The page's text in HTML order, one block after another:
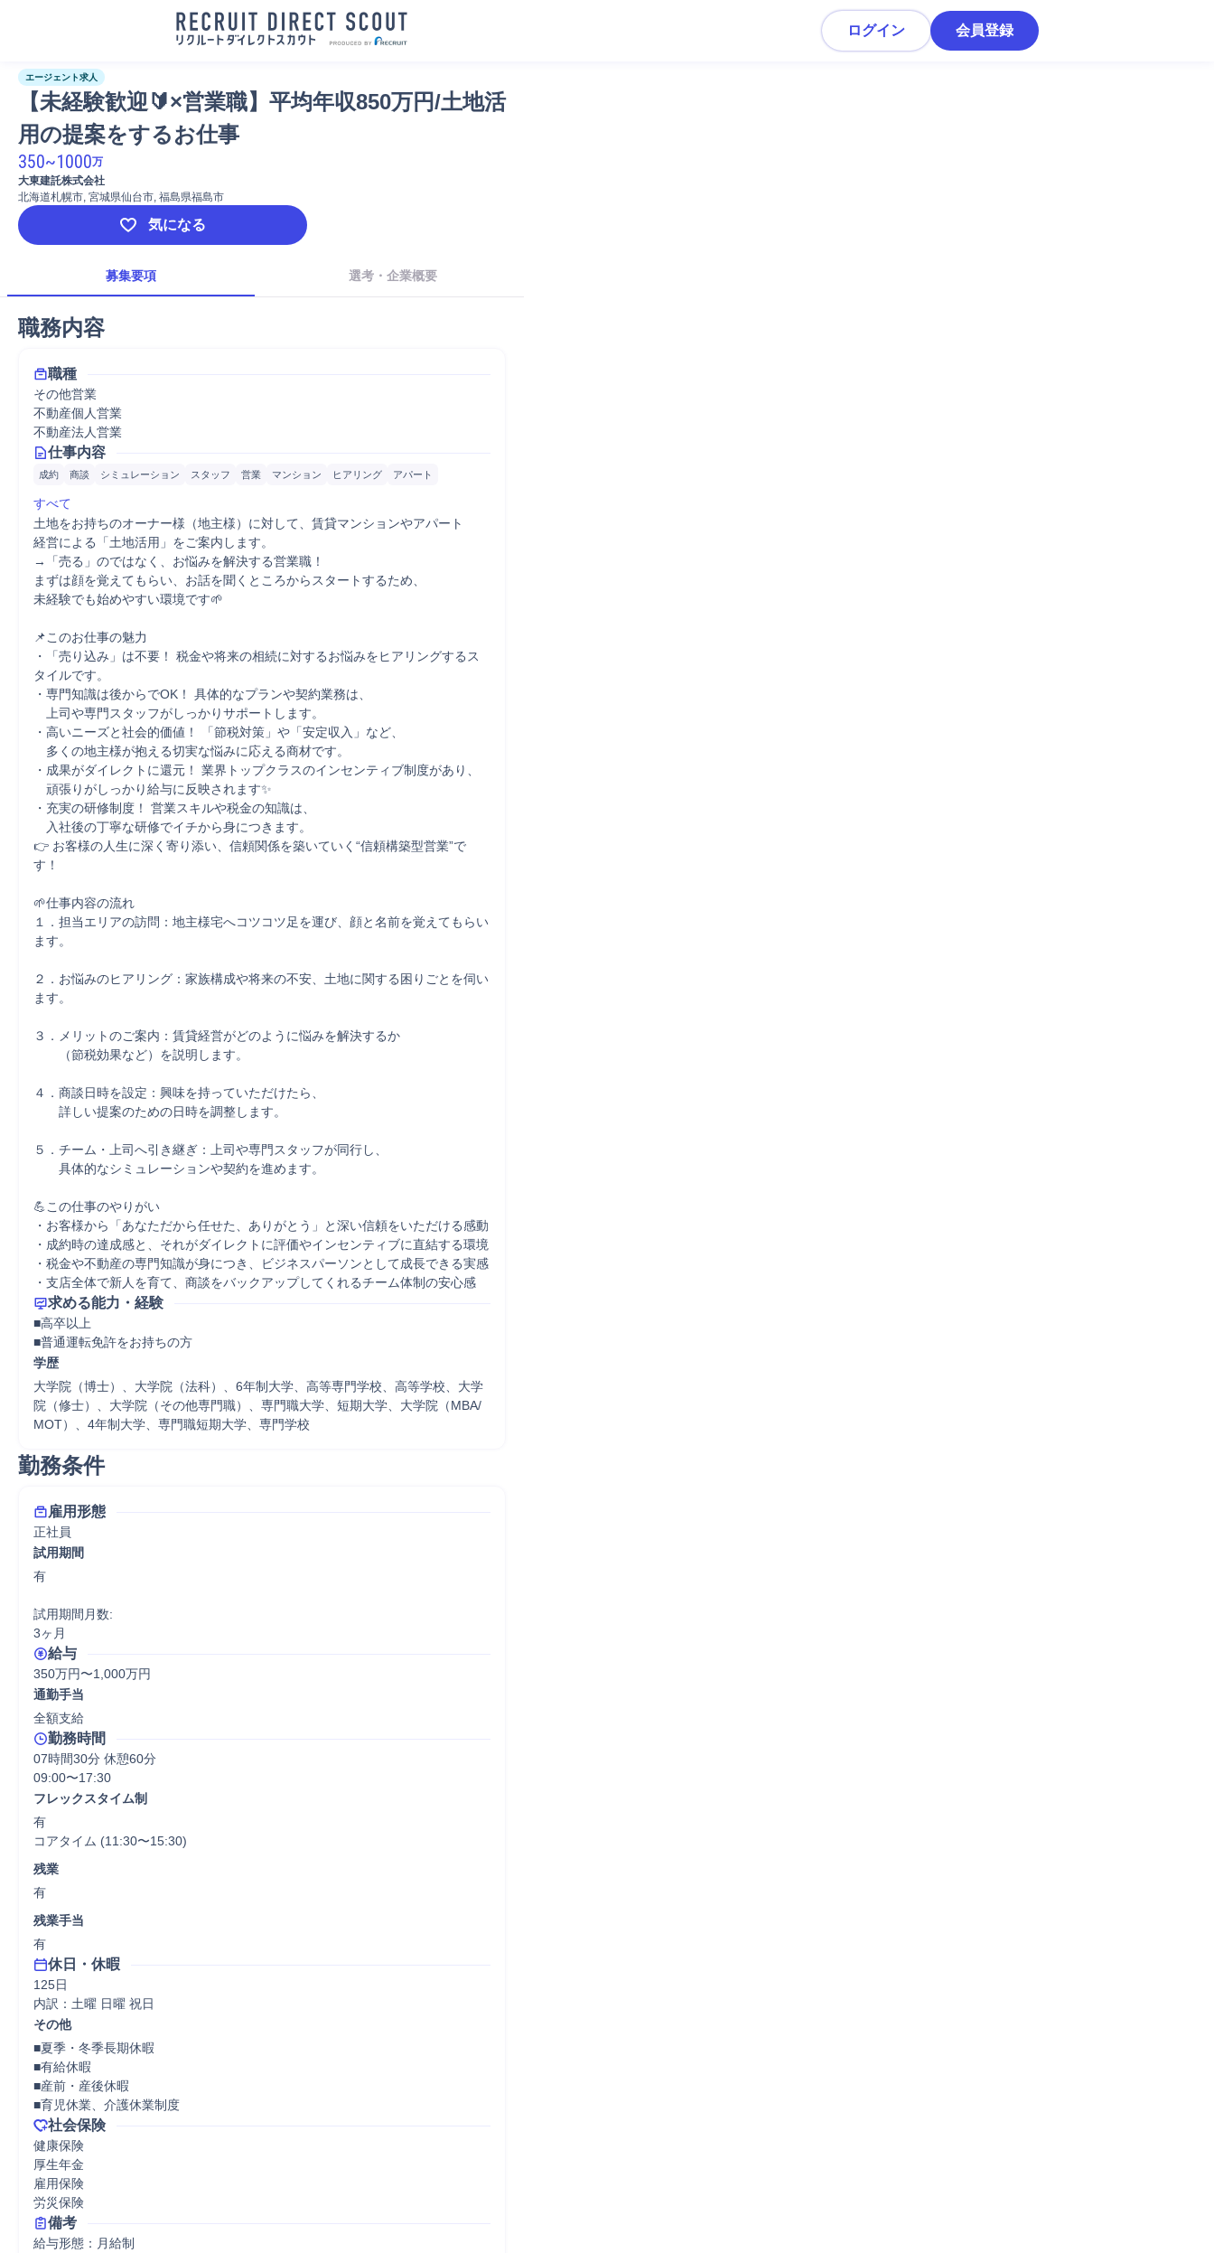
ログイン 会員登録
エージェント求人
【未経験歓迎🔰×営業職】平均年収850万円/土地活
用の提案をするお仕事
350~1000万
大東建託株式会社
北海道札幌市, 宮城県仙台市, 福島県福島市
気になる
募集要項 選考・企業概要
職務内容
職種
その他営業
不動産個人営業
不動産法人営業
仕事内容
成約 商談 シミュレーション スタッフ 営業 マンション ヒアリング アパート
すべて
土地をお持ちのオーナー様（地主様）に対して、賃貸マンションやアパート
経営による「土地活用」をご案内します。
→「売る」のではなく、お悩みを解決する営業職！
まずは顔を覚えてもらい、お話を聞くところからスタートするため、
未経験でも始めやすい環境です🌱
📌このお仕事の魅力
・「売り込み」は不要！ 税金や将来の相続に対するお悩みをヒアリングするス
タイルです。
・専門知識は後からでOK！ 具体的なプランや契約業務は、
上司や専門スタッフがしっかりサポートします。
・高いニーズと社会的価値！ 「節税対策」や「安定収入」など、
多くの地主様が抱える切実な悩みに応える商材です。
・成果がダイレクトに還元！ 業界トップクラスのインセンティブ制度があり、
頑張りがしっかり給与に反映されます✨
・充実の研修制度！ 営業スキルや税金の知識は、
入社後の丁寧な研修でイチから身につきます。
👉 お客様の人生に深く寄り添い、信頼関係を築いていく“信頼構築型営業”で
す！
🌱仕事内容の流れ
１．担当エリアの訪問：地主様宅へコツコツ足を運び、顔と名前を覚えてもらい
ます。
２．お悩みのヒアリング：家族構成や将来の不安、土地に関する困りごとを伺い
ます。
３．メリットのご案内：賃貸経営がどのように悩みを解決するか
（節税効果など）を説明します。
４．商談日時を設定：興味を持っていただけたら、
詳しい提案のための日時を調整します。
５．チーム・上司へ引き継ぎ：上司や専門スタッフが同行し、
具体的なシミュレーションや契約を進めます。
💪この仕事のやりがい
・お客様から「あなただから任せた、ありがとう」と深い信頼をいただける感動
・成約時の達成感と、それがダイレクトに評価やインセンティブに直結する環境
・税金や不動産の専門知識が身につき、ビジネスパーソンとして成長できる実感
・支店全体で新人を育て、商談をバックアップしてくれるチーム体制の安心感
求める能力・経験
■高卒以上
■普通運転免許をお持ちの方
学歴
大学院（博士）、大学院（法科）、6年制大学、高等専門学校、高等学校、大学
院（修士）、大学院（その他専門職）、専門職大学、短期大学、大学院（MBA/
MOT）、4年制大学、専門職短期大学、専門学校
勤務条件
雇用形態
正社員
試用期間
有
試用期間月数:
3ヶ月
給与
350万円〜1,000万円
通勤手当
全額支給
勤務時間
07時間30分 休憩60分
09:00〜17:30
フレックスタイム制
有
コアタイム (11:30〜15:30)
残業
有
残業手当
有
休日・休暇
125日
内訳：土曜 日曜 祝日
その他
■夏季・冬季長期休暇
■有給休暇
■産前・産後休暇
■育児休業、介護休業制度
社会保険
健康保険
厚生年金
雇用保険
労災保険
備考
給与形態：月給制